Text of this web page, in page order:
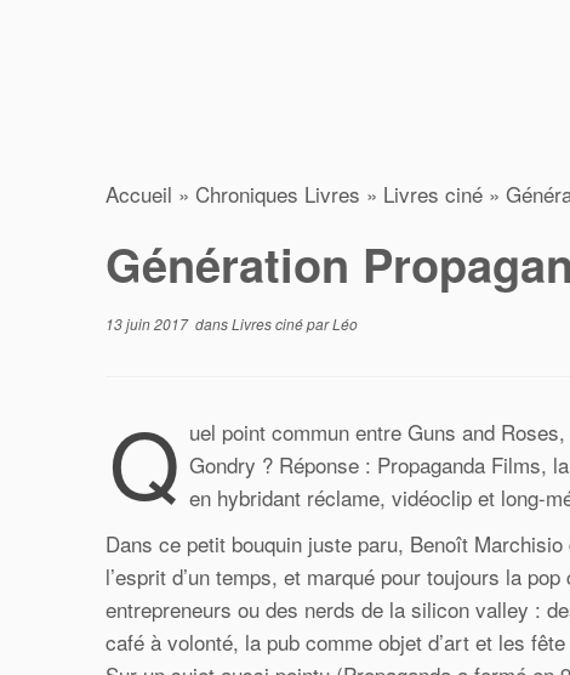
Accueil » Chroniques Livres » Livres ciné »
Génération
13 juin 2017dansLivres cinéparLéo
Q uel point commun entre Guns and
Gondry ? Réponse : Propaganda Films,
en hybridant réclame, vidéoclip et long-
Dans ce petit bouquin juste paru, Benoît
l’esprit d’un temps, et marqué pour toujours la
entrepreneurs ou des nerds de la silicon valley :
café à volonté, la pub comme objet d’art et les